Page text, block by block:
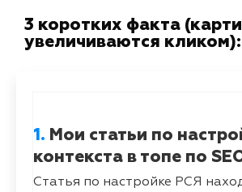
3 коротких факта
увеличиваются кликом):
1. Мои статьи по
контекста в топе по
Статья по настройке РСЯ